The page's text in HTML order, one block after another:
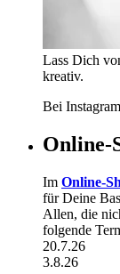
Lass Dich
kreativ.
Bei
Online-
Im Online-
für Deine
Allen, die
folgende
20.7.26
3.8.26